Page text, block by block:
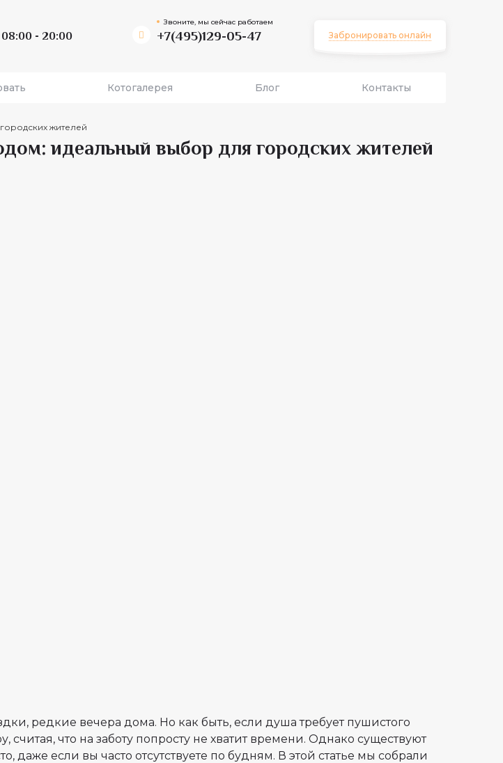
08:00 - 20:00
Звоните, мы сейчас работаем
+7(495)129-05-47 Забронировать онлайн
Котогалерея Блог Контакты
жителей
идеальный выбор для городских жителей
редкие вечера дома. Но как быть, если душа требует пушистого
что на заботу попросту не хватит времени. Однако существуют
если вы часто отсутствуете по будням. В этой статье мы собрали